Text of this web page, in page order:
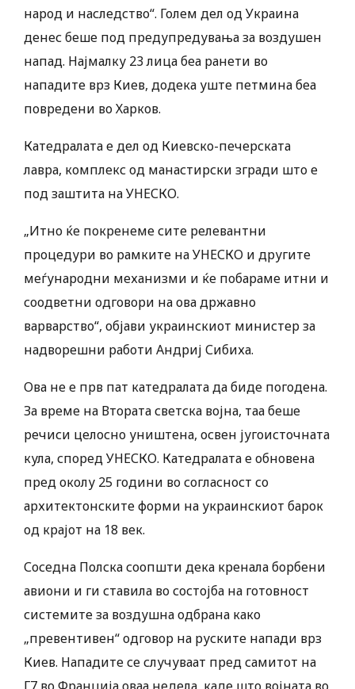
народ и наследство“. Голем дел од Украина
денес беше под предупредувања за воздушен
напад. Најмалку 23 лица беа ранети во
нападите врз Киев, додека уште петмина беа
повредени во Харков.
Катедралата е дел од Киевско-печерската
лавра, комплекс од манастирски згради што е
под заштита на УНЕСКО.
„Итно ќе покренеме сите релевантни
процедури во рамките на УНЕСКО и другите
меѓународни механизми и ќе побараме итни и
соодветни одговори на ова државно
варварство“, објави украинскиот министер за
надворешни работи Андриј Сибиха.
Ова не е прв пат катедралата да биде погодена.
За време на Втората светска војна, таа беше
речиси целосно уништена, освен југоисточната
кула, според УНЕСКО. Катедралата е обновена
пред околу 25 години во согласност со
архитектонските форми на украинскиот барок
од крајот на 18 век.
Соседна Полска соопшти дека кренала борбени
авиони и ги ставила во состојба на готовност
системите за воздушна одбрана како
„превентивен“ одговор на руските напади врз
Киев. Нападите се случуваат пред самитот на